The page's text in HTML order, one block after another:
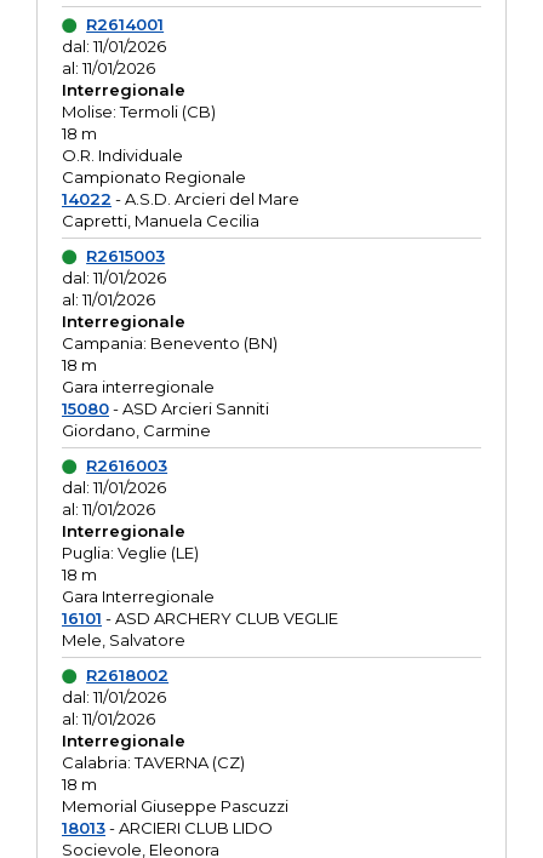
R2614001
dal: 11/01/2026
al: 11/01/2026
Interregionale
Molise: Termoli (CB)
18 m
O.R. Individuale
Campionato Regionale
14022 - A.S.D. Arcieri del Mare
Capretti, Manuela Cecilia
R2615003
dal: 11/01/2026
al: 11/01/2026
Interregionale
Campania: Benevento (BN)
18 m
Gara interregionale
15080- ASD Arcieri Sanniti
Giordano, Carmine
R2616003
dal: 11/01/2026
al: 11/01/2026
Interregionale
Puglia: Veglie (LE)
18 m
Gara Interregionale
16101 - ASD ARCHERY CLUB VEGLIE
Mele, Salvatore
R2618002
dal: 11/01/2026
al: 11/01/2026
Interregionale
Calabria: TAVERNA (CZ)
18 m
Memorial Giuseppe Pascuzzi
18013- ARCIERI CLUB LIDO
Socievole, Eleonora